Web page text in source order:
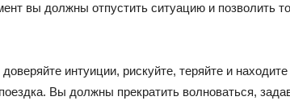
вы должны отпустить ситуацию и позволить
интуиции, рискуйте, теряйте и находите
Вы должны прекратить волноваться,